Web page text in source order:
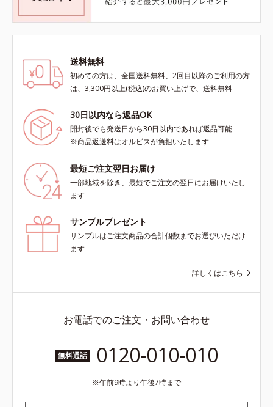
送料無料
初めての方は、全国送料無料、2回目以降のご利用の方
は、3,300円以上(税込)のお買い上げで、送料無料
30日以内なら返品OK
開封後でも発送日から30日以内であれば返品可能
※商品返送料はオルビスが負担いたします
最短ご注文翌日お届け
一部地域を除き、最短でご注文の翌日にお届けいたし
ます
サンプルプレゼント
サンプルはご注文商品の合計個数までお選びいただけ
ます
詳しくはこちら
お電話でのご注文・お問い合わせ
無料通話 0120-010-010
午前9時より午後7時まで